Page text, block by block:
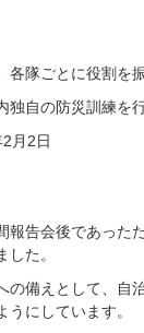
各隊ごとに役割を
自の防災訓練を行
月2日
報告会後であった
た。
の備えとして、自
うにしています。